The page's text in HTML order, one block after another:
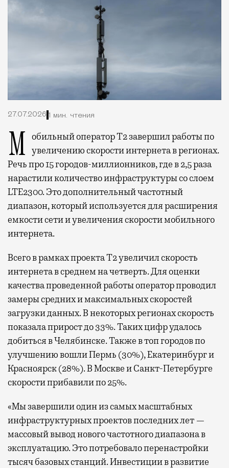
27.07.2026 1 мин. чтения
Мобильный оператор Т2 завершил работы по увеличению скорости интернета в регионах.
Речь про 15 городов-миллионников, где в 2,5 раза
нарастили количество инфраструктуры со слоем
LTE2300. Это дополнительный частотный
диапазон, который используется для расширения
емкости сети и увеличения скорости мобильного
интернета.
Всего в рамках проекта Т2 увеличил скорость
интернета в среднем на четверть. Для оценки
качества проведенной работы оператор проводил
замеры средних и максимальных скоростей
загрузки данных. В некоторых регионах скорость
показала прирост до 33%. Таких цифр удалось
добиться в Челябинске. Также в топ городов по
улучшению вошли Пермь (30%), Екатеринбург и
Красноярск (28%). В Москве и Санкт-Петербурге
скорости прибавили по 25%.
«Мы завершили один из самых масштабных
инфраструктурных проектов последних лет —
массовый вывод нового частотного диапазона в
эксплуатацию. Это потребовало перенастройки
тысяч базовых станций. Инвестиции в развитие